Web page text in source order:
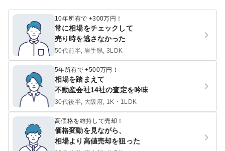
10年所有で +300万円！
常に相場をチェックして
売り時を逃さなかった
50代前半, 岩手県, 3LDK
5年所有で +500万円！
相場を踏まえて
不動産会社14社の査定を吟味
30代後半, 大阪府, 1K・1LDK
高価格を維持して売却！
価格変動を見ながら、
相場より高値売却を狙った